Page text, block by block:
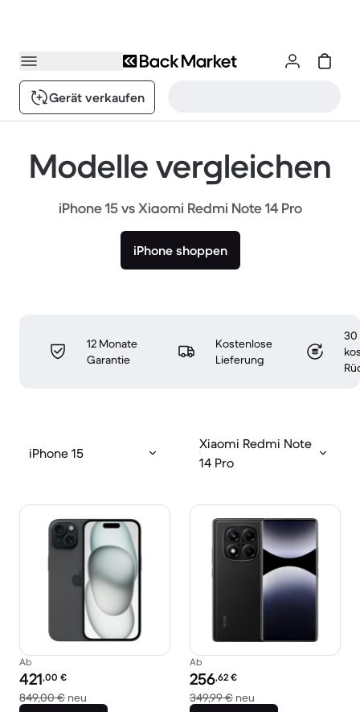
Gerät verkaufen
Modelle vergleichen
iPhone 15 vs Xiaomi Redmi Note 14 Pro
iPhone shoppen
12 Monate
Garantie
Kostenlose
Lieferung
30
iPhone 15
Xiaomi Redmi Note
14 Pro
Ab
Preis des erneuerten Produkts:
421,00 €
849,00 € neu Im Vergleich zum Neupreis von 849,00 €
Ab
Preis des erneuerten Produkts:
256,62 €
349,99 € neu